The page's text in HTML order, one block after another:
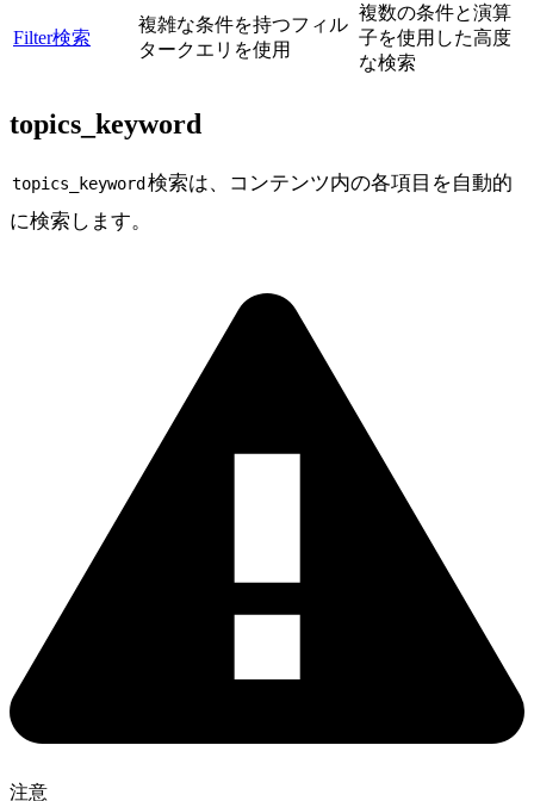
Filter検索
複雑な条件を持つフィル
タークエリを使用
複数の条件と演算
子を使用した高度
な検索
topics_keyword
topics_keyword 検索は、コンテンツ内の各項目を自動的
に検索します。
注意